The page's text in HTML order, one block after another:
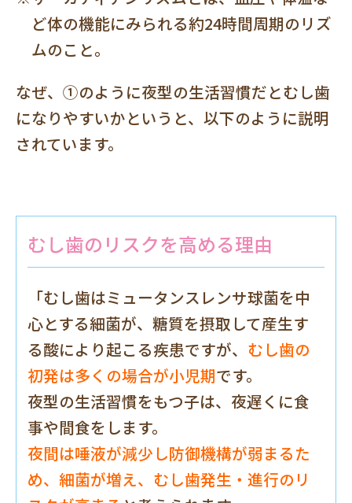
ど体の機能にみられる約24時間周期のリズ
ムのこと。
なぜ、①のように夜型の生活習慣だとむし歯
になりやすいかというと、以下のように説明
されています。
むし歯のリスクを高める理由
「むし歯はミュータンスレンサ球菌を中
心とする細菌が、糖質を摂取して産生す
る酸により起こる疾患ですが、 むし歯の
初発は多くの場合が小児期です。
夜型の生活習慣をもつ子は、夜遅くに食
事や間食をします。
夜間は唾液が減少し防御機構が弱まるた
め、細菌が増え、むし歯発生・進行のリ